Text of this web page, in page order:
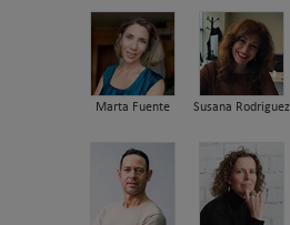
Marta Fuente Susana Rodriguez